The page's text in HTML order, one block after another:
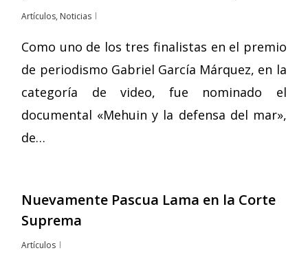
Artículos, Noticias
Como uno de los tres finalistas en el premio
de periodismo Gabriel García Márquez, en la
categoría de video, fue nominado el
documental «Mehuin y la defensa del mar»,
de…
Nuevamente Pascua Lama en la Corte
Suprema
Artículos